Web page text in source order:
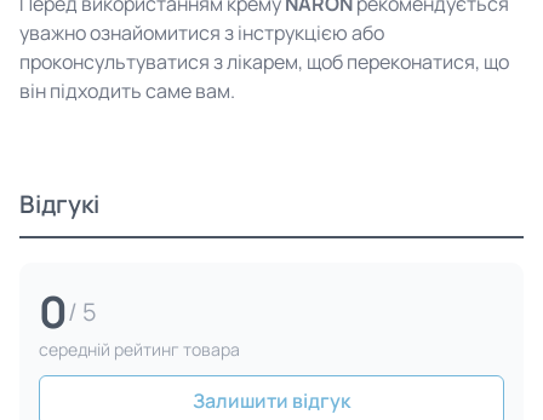
уважно ознайомитися з інструкцією або
проконсультуватися з лікарем, щоб переконатися, що
він підходить саме вам.
Відгукі
0/ 5
cередній рейтинг товара
Залишити відгук